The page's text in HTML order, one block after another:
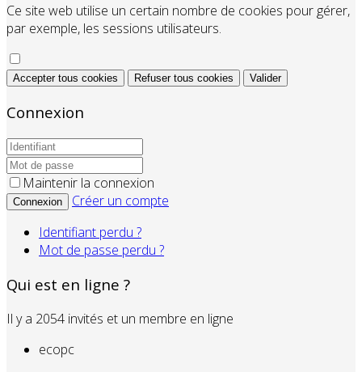
Ce site web utilise un certain nombre de cookies pour gérer,
par exemple, les sessions utilisateurs.
Accepter tous cookies Refuser tous cookies Valider
Connexion
Maintenir la connexion
Connexion
Créer un compte
Identifiant perdu ?
Mot de passe perdu ?
Qui est en ligne ?
Il y a 2054 invités et un membre en ligne
ecopc